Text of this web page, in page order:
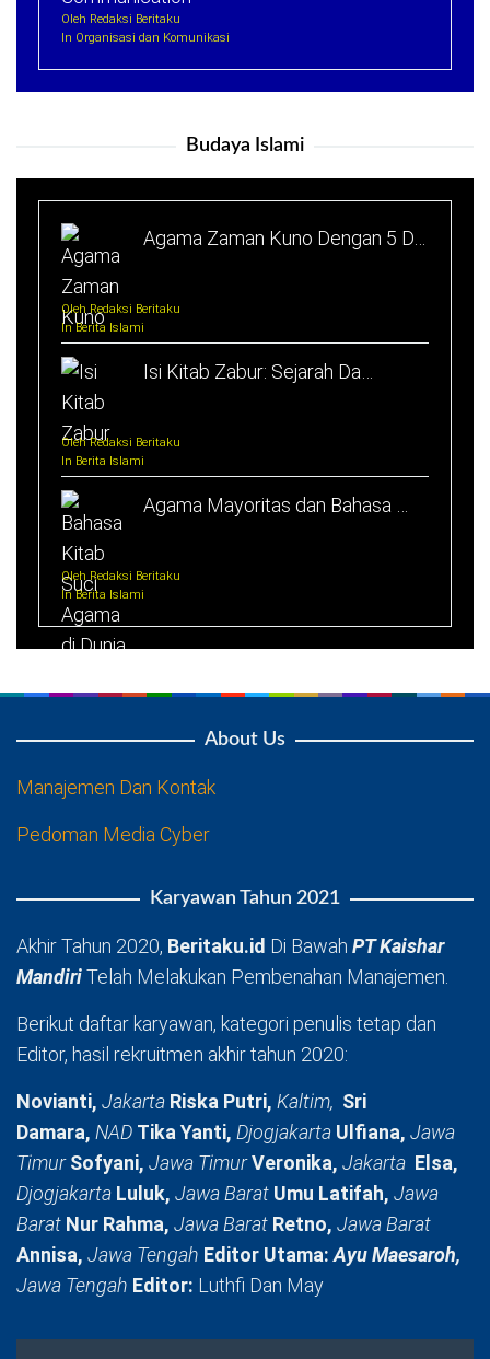
Oleh Redaksi Beritaku
In Organisasi dan Komunikasi
Budaya Islami
Agama Zaman Kuno Dengan 5 D…
Oleh Redaksi Beritaku
In Berita Islami
Isi Kitab Zabur: Sejarah Da…
Oleh Redaksi Beritaku
In Berita Islami
Agama Mayoritas dan Bahasa …
Oleh Redaksi Beritaku
In Berita Islami
About Us
Manajemen Dan Kontak
Pedoman Media Cyber
Karyawan Tahun 2021
Akhir Tahun 2020, Beritaku.id Di Bawah PT Kaishar
MandiriTelah Melakukan Pembenahan Manajemen.
Berikut daftar karyawan, kategori penulis tetap dan
Editor, hasil rekruitmen akhir tahun 2020:
Novianti, Jakarta Riska Putri, Kaltim, Sri
Damara, NAD Tika Yanti, Djogjakarta Ulfiana, Jawa
TimurSofyani, Jawa TimurVeronika, Jakarta Elsa,
Djogjakarta Luluk, Jawa Barat Umu Latifah, Jawa
Barat Nur Rahma, Jawa Barat Retno, Jawa Barat
Annisa, Jawa Tengah Editor Utama:Ayu Maesaroh,
Jawa Tengah Editor: Luthfi Dan May